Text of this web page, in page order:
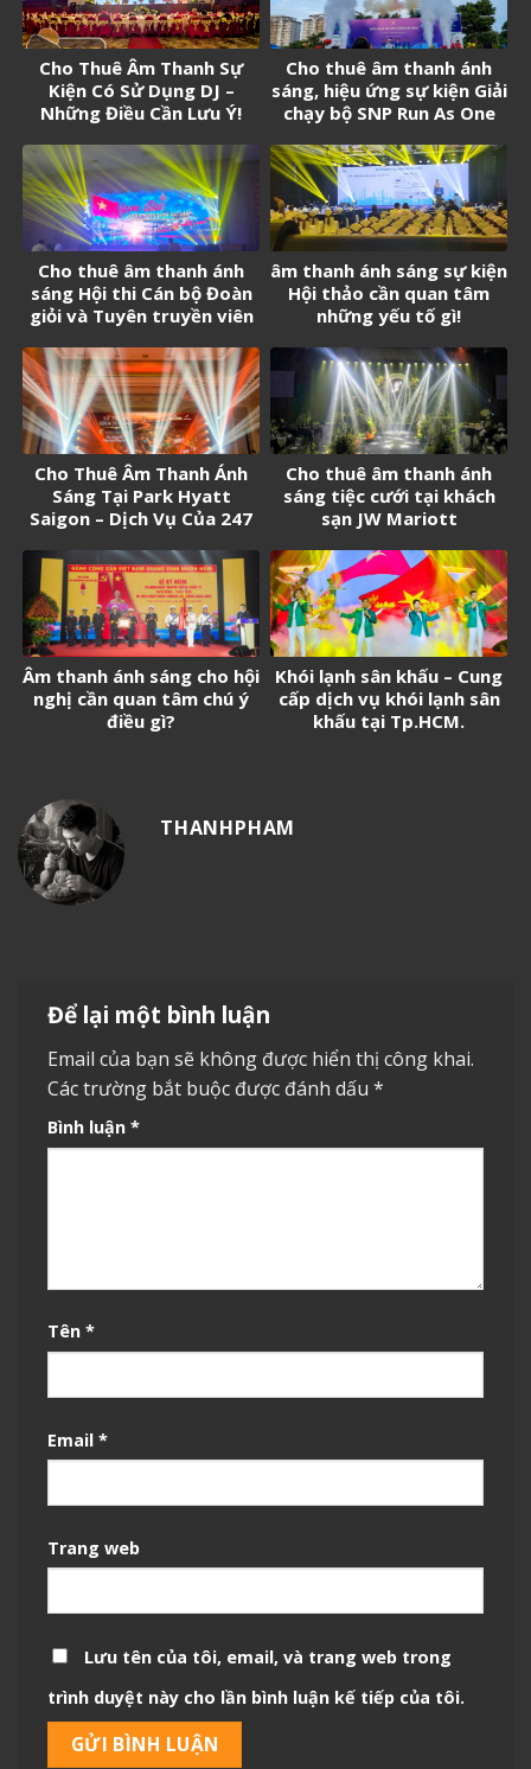
Cho Thuê Âm Thanh Sự
Kiện Có Sử Dụng DJ –
Những Điều Cần Lưu Ý!
Cho thuê âm thanh ánh
sáng, hiệu ứng sự kiện Giải
chạy bộ SNP Run As One
Cho thuê âm thanh ánh
sáng Hội thi Cán bộ Đoàn
giỏi và Tuyên truyền viên
2026
âm thanh ánh sáng sự kiện
Hội thảo cần quan tâm
những yếu tố gì!
Cho Thuê Âm Thanh Ánh
Sáng Tại Park Hyatt
Saigon – Dịch Vụ Của 247
Cho thuê âm thanh ánh
sáng tiệc cưới tại khách
sạn JW Mariott
Âm thanh ánh sáng cho hội
nghị cần quan tâm chú ý
điều gì?
Khói lạnh sân khấu – Cung
cấp dịch vụ khói lạnh sân
khấu tại Tp.HCM.
THANHPHAM
Để lại một bình luận
Email của bạn sẽ không được hiển thị công khai.
Các trường bắt buộc được đánh dấu *
Bình luận *
Tên *
Email *
Trang web
Lưu tên của tôi, email, và trang web trong
trình duyệt này cho lần bình luận kế tiếp của tôi.